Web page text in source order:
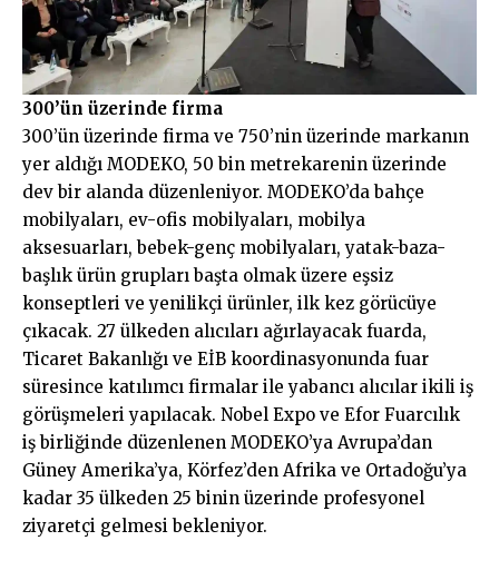
300’ün üzerinde firma
300’ün üzerinde firma ve 750’nin üzerinde markanın
yer aldığı MODEKO, 50 bin metrekarenin üzerinde
dev bir alanda düzenleniyor. MODEKO’da bahçe
mobilyaları, ev-ofis mobilyaları, mobilya
aksesuarları, bebek-genç mobilyaları, yatak-baza-
başlık ürün grupları başta olmak üzere eşsiz
konseptleri ve yenilikçi ürünler, ilk kez görücüye
çıkacak. 27 ülkeden alıcıları ağırlayacak fuarda,
Ticaret Bakanlığı ve EİB koordinasyonunda fuar
süresince katılımcı firmalar ile yabancı alıcılar ikili iş
görüşmeleri yapılacak. Nobel Expo ve Efor Fuarcılık
iş birliğinde düzenlenen MODEKO’ya Avrupa’dan
Güney Amerika’ya, Körfez’den Afrika ve Ortadoğu’ya
kadar 35 ülkeden 25 binin üzerinde profesyonel
ziyaretçi gelmesi bekleniyor.